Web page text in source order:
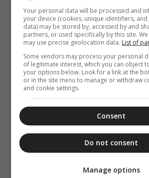
Your personal data will be processed and
your device (cookies, unique identifiers,
data) may be stored by, accessed by and
partners, or used specifically by this site.
may use precise geolocation data. List of
Some vendors may process your personal
of legitimate interest, which you can object
your options below. Look for a link at the
or in the site menu to manage or withdraw
and cookie settings.
Consent
Do not consent
Manage options